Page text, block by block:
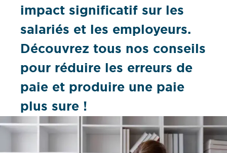
impact significatif sur les
salariés et les employeurs.
Découvrez tous nos conseils
pour réduire les erreurs de
paie et produire une paie
plus sure !